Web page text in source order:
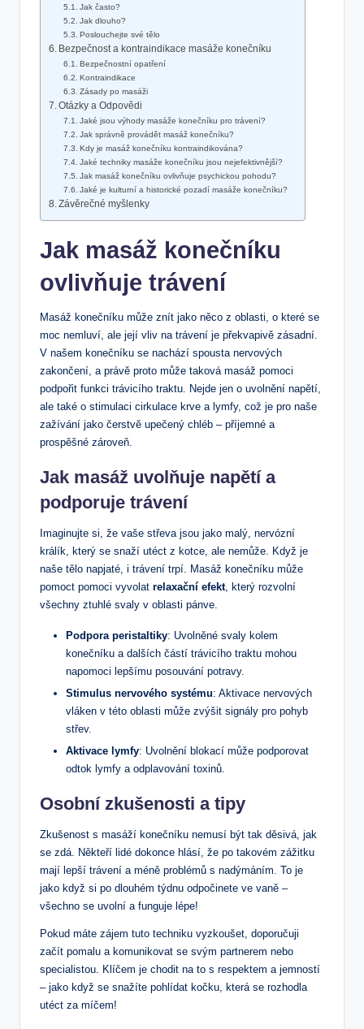
Jak často?
Jak dlouho?
Poslouchejte své tělo
Bezpečnost a kontraindikace masáže konečníku
Bezpečnostní opatření
Kontraindikace
Zásady po masáži
Otázky a Odpovědi
Jaké jsou výhody masáže konečníku pro trávení?
Jak správně provádět masáž konečníku?
Kdy je masáž konečníku kontraindikována?
Jaké techniky masáže konečníku jsou nejefektivnější?
Jak masáž konečníku ovlivňuje psychickou pohodu?
Jaké je kulturní a historické pozadí masáže konečníku?
Závěrečné myšlenky
Jak masáž konečníku
ovlivňuje trávení
Masáž konečníku může znít jako něco z oblasti, o které se
moc nemluví, ale její vliv na trávení je překvapivě zásadní.
V našem konečníku se nachází spousta nervových
zakončení, a právě proto může taková masáž pomoci
podpořit funkci trávicího traktu. Nejde jen o uvolnění napětí,
ale také o stimulaci cirkulace krve a lymfy, což je pro naše
zažívání jako čerstvě upečený chléb – příjemné a
prospěšné zároveň.
Jak masáž uvolňuje napětí a
podporuje trávení
Imaginujte si, že vaše střeva jsou jako malý, nervózní
králík, který se snaží utéct z kotce, ale nemůže. Když je
naše tělo napjaté, i trávení trpí. Masáž konečníku může
pomoct pomoci vyvolat relaxační efekt, který rozvolní
všechny ztuhlé svaly v oblasti pánve.
Podpora peristaltiky: Uvolněné svaly kolem
konečníku a dalších částí trávicího traktu mohou
napomoci lepšímu posouvání potravy.
Stimulus nervového systému: Aktivace nervových
vláken v této oblasti může zvýšit signály pro pohyb
střev.
Aktivace lymfy: Uvolnění blokací může podporovat
odtok lymfy a odplavování toxinů.
Osobní zkušenosti a tipy
Zkušenost s masáží konečníku nemusí být tak děsivá, jak
se zdá. Někteří lidé dokonce hlásí, že po takovém zážitku
mají lepší trávení a méně problémů s nadýmáním. To je
jako když si po dlouhém týdnu odpočinete ve vaně –
všechno se uvolní a funguje lépe!
Pokud máte zájem tuto techniku vyzkoušet, doporučuji
začít pomalu a komunikovat se svým partnerem nebo
specialistou. Klíčem je chodit na to s respektem a jemností
– jako když se snažíte pohlídat kočku, která se rozhodla
utéct za míčem!